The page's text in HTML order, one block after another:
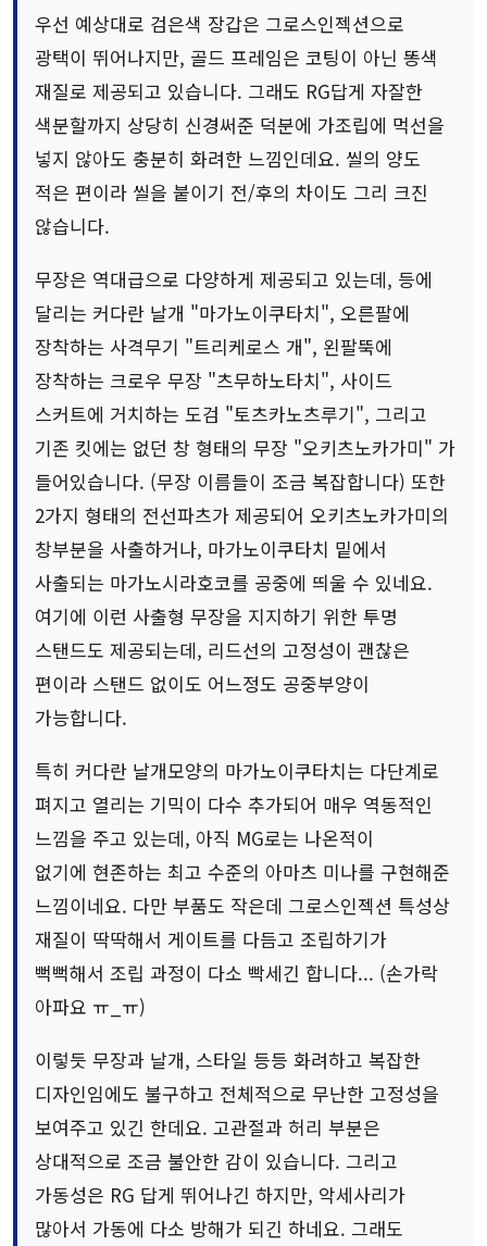
우선 예상대로 검은색 장갑은 그로스인젝션으로
광택이 뛰어나지만, 골드 프레임은 코팅이 아닌 똥색
재질로 제공되고 있습니다. 그래도 RG답게 자잘한
색분할까지 상당히 신경써준 덕분에 가조립에 먹선을
넣지 않아도 충분히 화려한 느낌인데요. 씰의 양도
적은 편이라 씰을 붙이기 전/후의 차이도 그리 크진
않습니다.
무장은 역대급으로 다양하게 제공되고 있는데, 등에
달리는 커다란 날개 "마가노이쿠타치", 오른팔에
장착하는 사격무기 "트리케로스 개", 왼팔뚝에
장착하는 크로우 무장 "츠무하노타치", 사이드
스커트에 거치하는 도검 "토츠카노츠루기", 그리고
기존 킷에는 없던 창 형태의 무장 "오키츠노카가미" 가
들어있습니다. (무장 이름들이 조금 복잡합니다) 또한
2가지 형태의 전선파츠가 제공되어 오키츠노카가미의
창부분을 사출하거나, 마가노이쿠타치 밑에서
사출되는 마가노시라호코를 공중에 띄울 수 있네요.
여기에 이런 사출형 무장을 지지하기 위한 투명
스탠드도 제공되는데, 리드선의 고정성이 괜찮은
편이라 스탠드 없이도 어느정도 공중부양이
가능합니다.
특히 커다란 날개모양의 마가노이쿠타치는 다단계로
펴지고 열리는 기믹이 다수 추가되어 매우 역동적인
느낌을 주고 있는데, 아직 MG로는 나온적이
없기에 현존하는 최고 수준의 아마츠 미나를 구현해준
느낌이네요. 다만 부품도 작은데 그로스인젝션 특성상
재질이 딱딱해서 게이트를 다듬고 조립하기가
뻑뻑해서 조립 과정이 다소 빡세긴 합니다... (손가락
아파요 ㅠ_ㅠ)
이렇듯 무장과 날개, 스타일 등등 화려하고 복잡한
디자인임에도 불구하고 전체적으로 무난한 고정성을
보여주고 있긴 한데요. 고관절과 허리 부분은
상대적으로 조금 불안한 감이 있습니다. 그리고
가동성은 RG 답게 뛰어나긴 하지만, 악세사리가
많아서 가동에 다소 방해가 되긴 하네요. 그래도